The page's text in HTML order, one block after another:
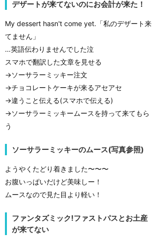
デザートが来てないのにお会計が来た！
My dessert hasn't come yet.「私のデザート来
てません」
…英語伝わりませんでした泣
スマホで翻訳した文章を見せる
→ソーサラーミッキー注文
→チョコレートケーキが来るアセアセ
→違うこと伝える(スマホで伝える)
→ソーサラーミッキームースを持って来てもら
う
ソーサラーミッキーのムース(写真参照)
ようやくたどり着きました〜〜〜
お腹いっぱいだけど美味しー！
ムースなので見た目より軽い！
ファンタズミック!ファストパスとお土産
が来てない